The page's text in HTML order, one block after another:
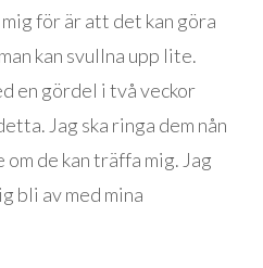
för är att det kan göra
kan svullna upp lite.
en gördel i två veckor
Jag ska ringa dem nån
om de kan träffa mig. Jag
bli av med mina